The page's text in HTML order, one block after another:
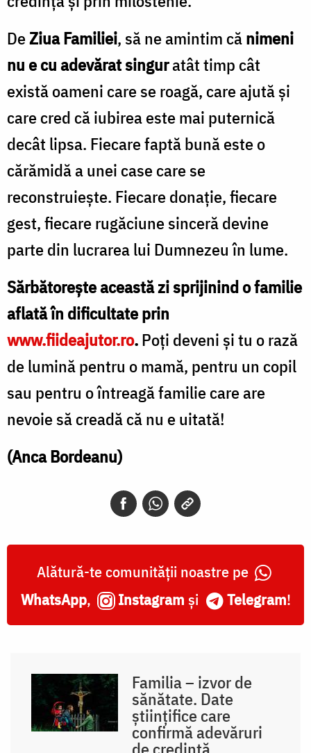
DeZiua Familiei, să ne amintim cănimeni
nu e cu adevărat singuratât timp cât
există oameni care se roagă, care ajută și
care cred că iubirea este mai puternică
decât lipsa. Fiecare faptă bună este o
cărămidă a unei case care se
reconstruiește. Fiecare donație, fiecare
gest, fiecare rugăciune sinceră devine
parte din lucrarea lui Dumnezeu în lume.
Sărbătorește această zi sprijinind o familie
aflată în dificultate prin
www.fiideajutor.ro.Poți deveni și tu o rază
de lumină pentru o mamă, pentru un copil
sau pentru o întreagă familie care are
nevoie să creadă că nu e uitată!
(Anca Bordeanu)
Alătură-te comunității noastre pe
WhatsApp, Instagram și Telegram!
Familia – izvor de
sănătate. Date
științifice care
confirmă adevăruri